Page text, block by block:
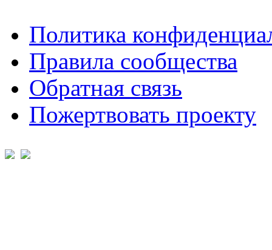
Политика
Правила сообщества
Обратная связь
Пожертвовать проекту